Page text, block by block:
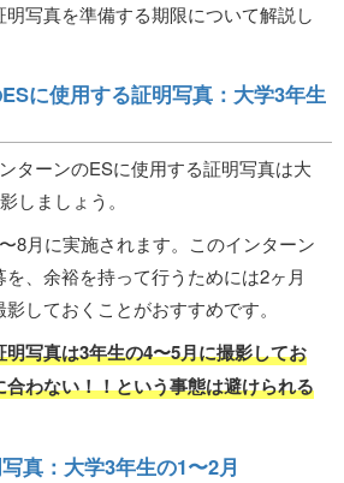
写真を準備する期限について解説し
に使用する証明写真：大学3年生
ターンのESに使用する証明写真は大
しましょう。
8月に実施されます。このインターン
、余裕を持って行うためには2ヶ月
しておくことがおすすめです。
写真は3年生の4〜5月に撮影してお
わない！！という事態は避けられる
真：大学3年生の1〜2月